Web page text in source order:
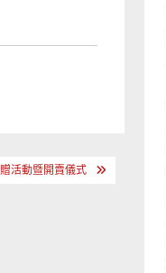
活動暨開賣儀式